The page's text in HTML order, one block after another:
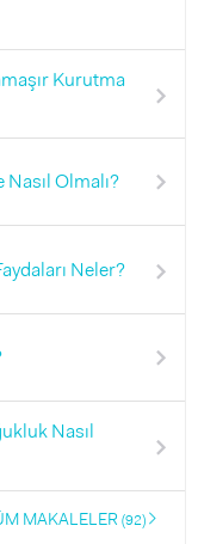
Kurutma
Olmalı?
Neler?
Nasıl
MAKALELER (92) right